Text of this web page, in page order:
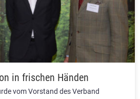
in frischen Händen
vom Vorstand des Verband